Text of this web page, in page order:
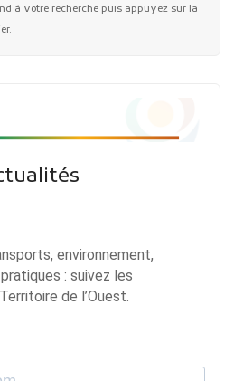
à votre recherche puis appuyez sur la
environnement,
: suivez les
de l’Ouest.